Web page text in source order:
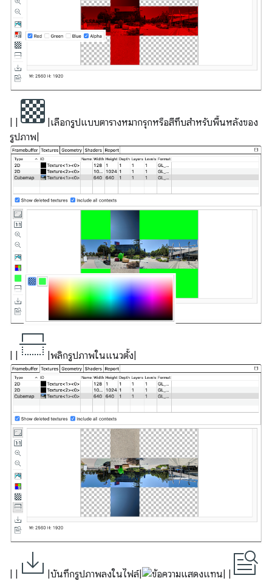
|เลือกรูปแบบตารางหมากรุกหรือสีทึบสำหรับพื้นหลังของ
รูปภาพ|
|พลิกรูปภาพในแนวตั้ง|
|บันทึกรูปภาพลงในไฟล์|